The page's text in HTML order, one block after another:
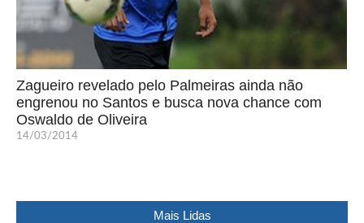
Zagueiro revelado pelo Palmeiras ainda não
engrenou no Santos e busca nova chance com
Oswaldo de Oliveira
14/03/2014
Mais Lidas